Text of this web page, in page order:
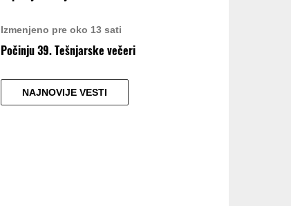
Izmenjeno pre oko 13 sati
Počinju 39. Tešnjarske večeri
NAJNOVIJE VESTI